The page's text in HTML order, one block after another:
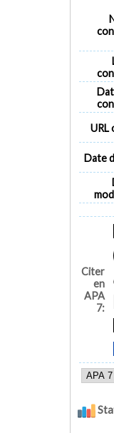
URL
Date
Citer
en
APA
7: